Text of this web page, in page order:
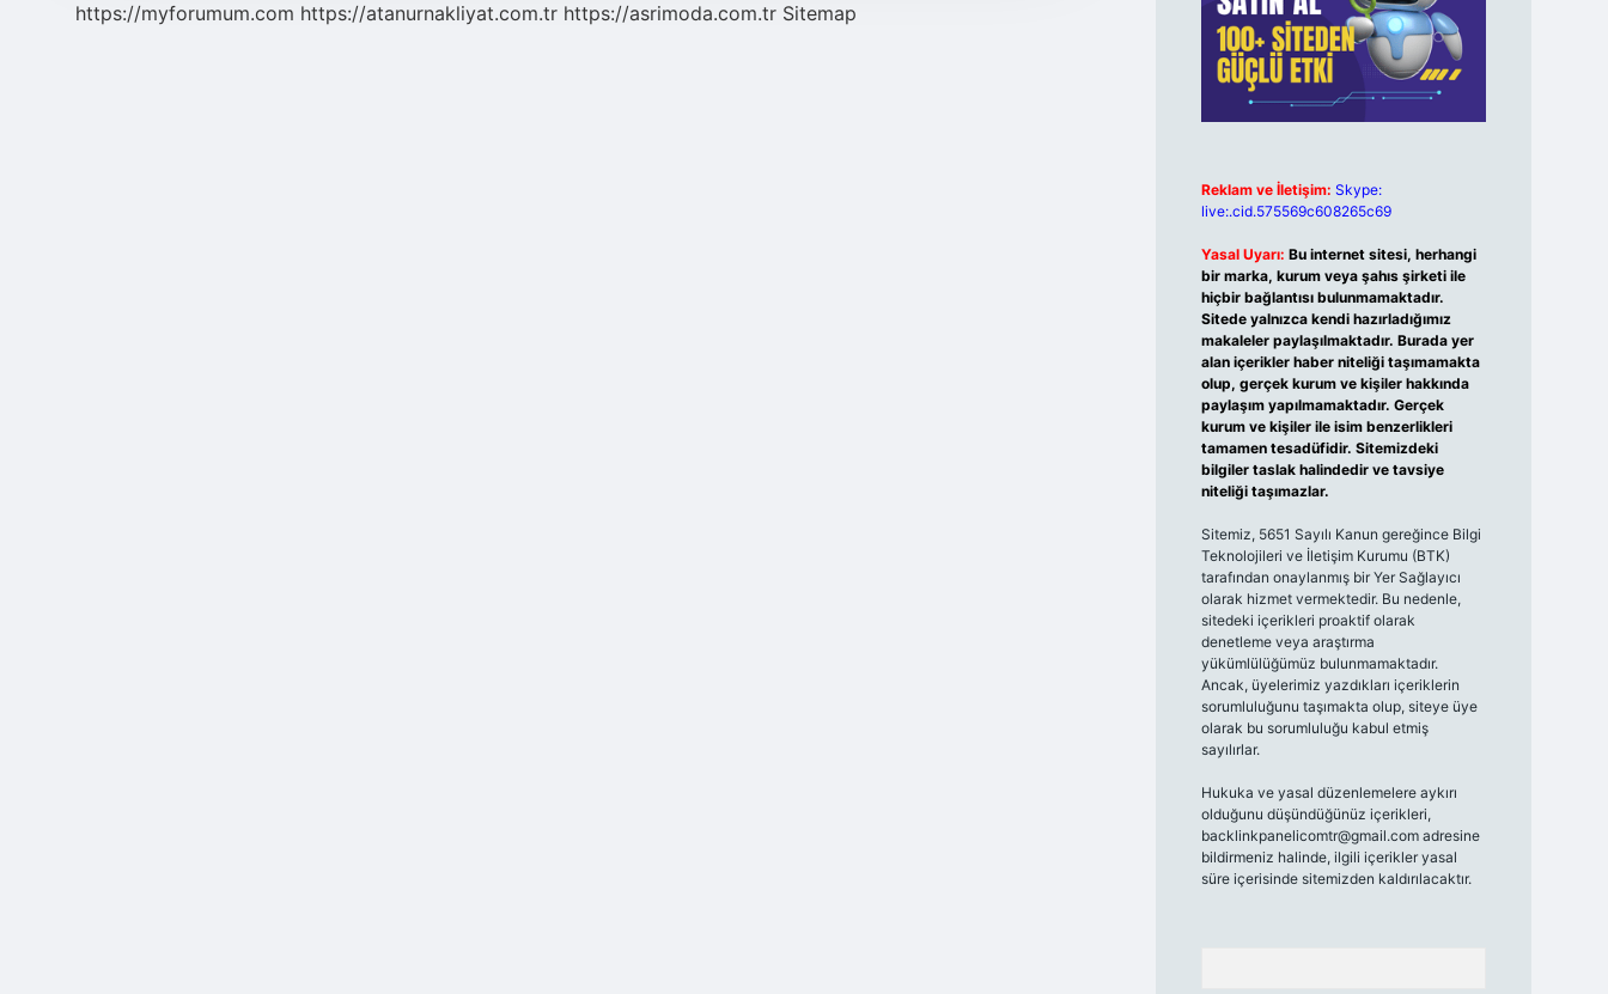
https://myforumum.com https://atanurnakliyat.com.tr https://asrimoda.com.tr Sitemap
Reklam ve İletişim: Skype:
live:.cid.575569c608265c69
Yasal Uyarı: Bu internet sitesi, herhangi
bir marka, kurum veya şahıs şirketi ile
hiçbir bağlantısı bulunmamaktadır.
Sitede yalnızca kendi hazırladığımız
makaleler paylaşılmaktadır. Burada yer
alan içerikler haber niteliği taşımamakta
olup, gerçek kurum ve kişiler hakkında
paylaşım yapılmamaktadır. Gerçek
kurum ve kişiler ile isim benzerlikleri
tamamen tesadüfidir. Sitemizdeki
bilgiler taslak halindedir ve tavsiye
niteliği taşımazlar.
Sitemiz, 5651 Sayılı Kanun gereğince Bilgi
Teknolojileri ve İletişim Kurumu (BTK)
tarafından onaylanmış bir Yer Sağlayıcı
olarak hizmet vermektedir. Bu nedenle,
sitedeki içerikleri proaktif olarak
denetleme veya araştırma
yükümlülüğümüz bulunmamaktadır.
Ancak, üyelerimiz yazdıkları içeriklerin
sorumluluğunu taşımakta olup, siteye üye
olarak bu sorumluluğu kabul etmiş
sayılırlar.
Hukuka ve yasal düzenlemelere aykırı
olduğunu düşündüğünüz içerikleri,
backlinkpanelicomtr@gmail.comadresine
bildirmeniz halinde, ilgili içerikler yasal
süre içerisinde sitemizden kaldırılacaktır.